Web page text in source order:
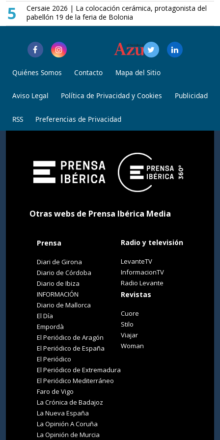
5
Cersaie 2026 | La colocación cerámica, protagonista del
pabellón 19 de la feria de Bolonia
Quiénes Somos Contacto Mapa del Sitio
Aviso Legal Política de Privacidad y Cookies Publicidad
RSS Preferencias de Privacidad
Otras webs de Prensa Ibérica Media
Prensa
Diari de Girona
Diario de Córdoba
Diario de Ibiza
INFORMACIÓN
Diario de Mallorca
El Día
Empordà
El Periódico de Aragón
El Periódico de España
El Periódico
El Periódico de Extremadura
El Periódico Mediterráneo
Faro de Vigo
La Crónica de Badajoz
La Nueva España
La Opinión A Coruña
La Opinión de Murcia
Radio y televisión
LevanteTV
InformacionTV
Radio Levante
Revistas
Cuore
Stilo
Viajar
Woman